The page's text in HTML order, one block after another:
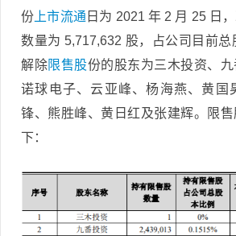
份 上市流通 日为 2021 年 2 月 25 日
数量为 5,717,632 股，占公司目前总
解除限售股份的股东为三木投资、九
诺球电子、云亚峰、杨海燕、黄国
锋、熊胜峰、黄日红及张建辉。限
下：